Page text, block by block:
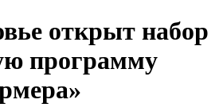
открыт набор
программу